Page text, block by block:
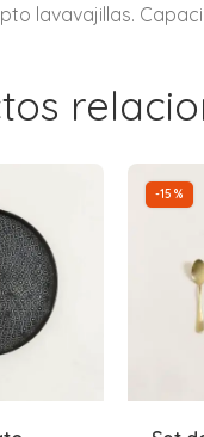
lavavajillas.
-15%